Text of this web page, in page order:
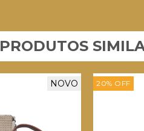
PRODUTOS
NOVO 20% OFF